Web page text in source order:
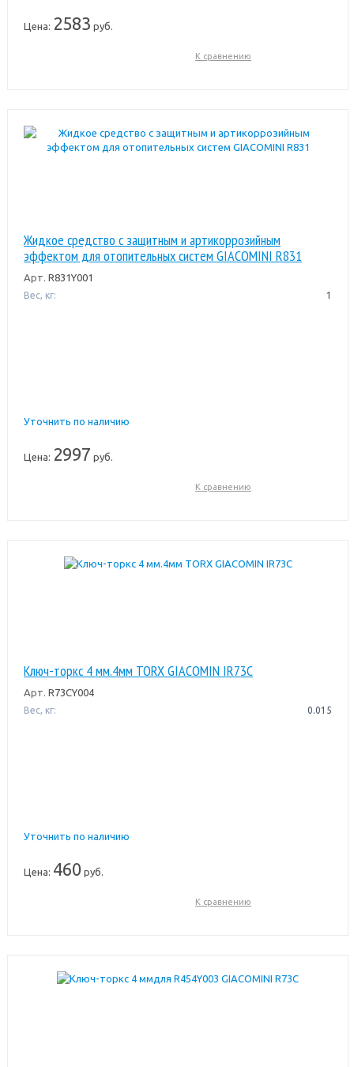
Цена: 2583 руб.
К сравнению
Жидкое средство с защитным и артикоррозийным
эффектом для отопительных систем GIACOMINI R831
Арт. R831Y001
Вес, кг: 1
Уточнить по наличию
Цена: 2997 руб.
К сравнению
Ключ-торкс 4 мм.4мм TORX GIACOMIN IR73C
Арт. R73CY004
Вес, кг: 0.015
Уточнить по наличию
Цена: 460 руб.
К сравнению